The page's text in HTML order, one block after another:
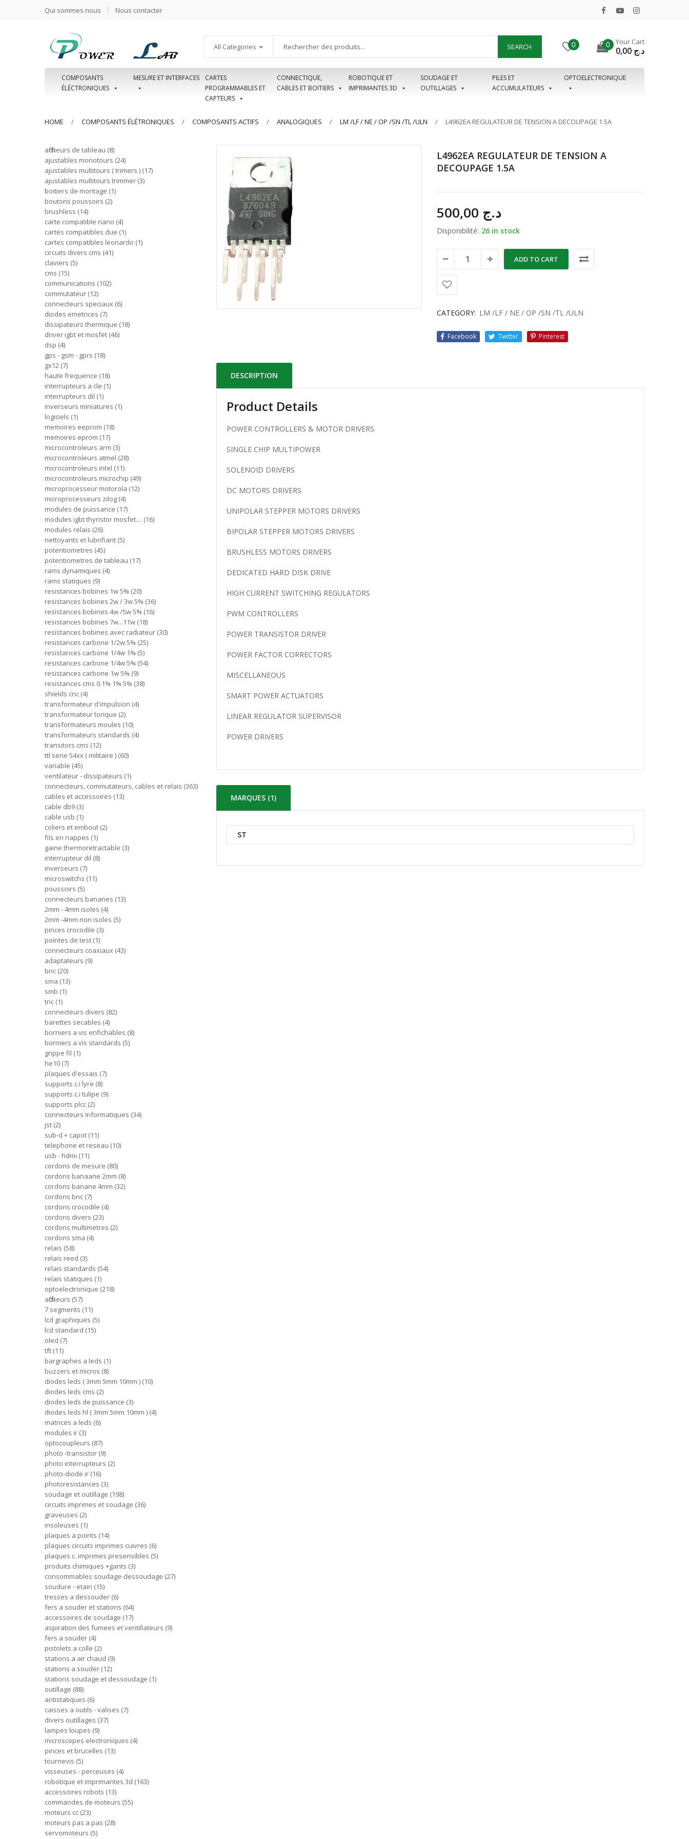
Qui sommes nous Nous contacter
All Categories SEARCH 0 0 Your Cart
د.ج
COMPOSANTS
ÉLÉCTRONIQUES
MESURE ET INTERFACES
CARTES
PROGRAMMABLES ET
CAPTEURS
CONNECTIQUE,
CABLES ET BOITIERS
ROBOTIQUE ET
IMPRIMANTES 3D
SOUDAGE ET
OUTILLAGES
PILES ET
ACCUMULATEURS
OPTOELECTRONIQUE
HOME COMPOSANTS ÉLÉTRONIQUES COMPOSANTS ACTIFS ANALOGIQUES LM /LF / NE / OP /SN /TL /ULN L4962EA REGULATEUR DE TENSION A DECOUPAGE 1.5A
L4962EA REGULATEUR DE TENSION A
DECOUPAGE 1.5A
د.ج
Disponibilité: 26 in stock
ADD TO CART
CATEGORY: LM /LF / NE / OP /SN /TL /ULN
Facebook Twitter Pinterest
DESCRIPTION
Product Details
POWER CONTROLLERS & MOTOR DRIVERS
SINGLE CHIP MULTIPOWER
SOLENOID DRIVERS
DC MOTORS DRIVERS
UNIPOLAR STEPPER MOTORS DRIVERS
BIPOLAR STEPPER MOTORS DRIVERS
BRUSHLESS MOTORS DRIVERS
DEDICATED HARD DISK DRIVE
HIGH CURRENT SWITCHING REGULATORS
PWM CONTROLLERS
POWER TRANSISTOR DRIVER
POWER FACTOR CORRECTORS
MISCELLANEOUS
SMART POWER ACTUATORS
LINEAR REGULATOR SUPERVISOR
POWER DRIVERS
MARQUES (1)
ST
afficheurs de tableau 8
ajustables monotours 24
ajustables multitours ( trimers ) 17
ajustables multitours trimmer 3
boitiers de montage 1
boutons poussoirs 2
brushless 14
carte compatible nano 4
cartes compatibles due 1
cartes compatibles leonardo 1
circuits divers cms 41
claviers 5
cms 15
communications 102
commutateur 12
connecteurs speciaux 6
diodes emetrices 7
dissipateurs thermique 18
driver igbt et mosfet 46
dsp 4
gps - gsm - gprs 18
gx12 7
haute frequence 18
interrupteurs a cle 1
interrupteurs dil 1
inverseurs miniatures 1
logiciels 1
memoires eeprom 18
memoires eprom 17
microcontroleurs arm 3
microcontroleurs atmel 28
microcontroleurs intel 11
microcontroleurs microchip 49
microprocesseur motorola 12
microprocesseurs zilog 4
modules de puissance 17
modules igbt thyristor mosfet.... 16
modules relais 26
nettoyants et lubrifiant 5
potentiometres 45
potentiometres de tableau 17
rams dynamiques 4
rams statiques 9
resistances bobines 1w 5% 20
resistances bobines 2w / 3w 5% 36
resistances bobines 4w /5w 5% 16
resistances bobines 7w...11w 18
resistances bobines avec radiateur 30
resistances carbone 1/2w 5% 25
resistances carbone 1/4w 1% 5
resistances carbone 1/4w 5% 54
resistances carbone 1w 5% 9
resistances cms 0.1% 1% 5% 38
shields cnc 4
transformateur d'impulsion 4
transformateur torique 2
transformateurs moules 10
transformateurs standards 4
transitors cms 12
ttl serie 54xx ( militaire ) 60
variable 45
ventilateur - dissipateurs 1
connecteurs, commutateurs, cables et relais 363
cables et accessoires 13
cable db9 3
cable usb 1
coliers et embout 2
fils en nappes 1
gaine thermoretractable 3
interrupteur dil 8
inverseurs 7
microswitchs 11
poussoirs 5
connecteurs bananes 13
2mm - 4mm isoles 4
2mm -4mm non isoles 5
pinces crocodile 3
pointes de test 1
connecteurs coaxiaux 43
adaptateurs 9
bnc 20
sma 13
smb 1
tnc 1
connecteurs divers 82
barettes secables 4
borniers a vis enfichables 8
borniers a vis standards 5
grippe fil 1
he10 7
plaques d'essais 7
supports c.i lyre 8
supports c.i tulipe 9
supports plcc 2
connecteurs informatiques 34
jst 2
sub-d + capot 11
telephone et reseau 10
usb - hdmi 11
cordons de mesure 80
cordons banaane 2mm 8
cordons banane 4mm 32
cordons bnc 7
cordons crocodile 4
cordons divers 23
cordons multimetres 2
cordons sma 4
relais 58
relais reed 3
relais standards 54
relais statiques 1
optoelectronique 218
afficheurs 57
7 segments 11
lcd graphiques 5
lcd standard 15
oled 7
tft 11
bargraphes a leds 1
buzzers et micros 8
diodes leds ( 3mm 5mm 10mm ) 10
diodes leds cms 2
diodes leds de puissance 3
diodes leds hl ( 3mm 5mm 10mm ) 4
matrices a leds 6
modules ir 3
optocoupleurs 87
photo -transistor 9
photo interrupteurs 2
photo-diode ir 16
photoresistances 3
soudage et outillage 198
circuits imprimes et soudage 36
graveuses 2
insoleuses 1
plaques a points 14
plaques circuits imprimes cuivres 6
plaques c. imprimes presensibles 5
produits chimiques +gants 3
consommables soudage-dessoudage 27
soudure - etain 15
tresses a dessouder 6
fers a souder et stations 64
accessoires de soudage 17
aspiration des fumees et ventillateurs 9
fers a souder 4
pistolets a colle 2
stations a air chaud 9
stations a souder 12
stations soudage et dessoudage 1
outillage 88
antistatiques 6
caisses a outils - valises 7
divers outillages 37
lampes loupes 9
microscopes electroniques 4
pinces et brucelles 13
tournevis 5
visseuses - perceuses 4
robotique et imprimantes 3d 163
accessoires robots 13
commandes de moteurs 55
moteurs cc 23
moteurs pas a pas 28
servomoteurs 5